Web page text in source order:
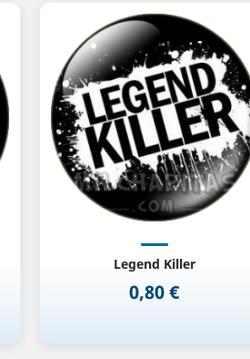
Legend Killer
Precio
0,80 €
Vista rápida